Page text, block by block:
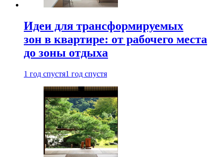
Идеи для трансформируемых
зон в квартире: от рабочего места
до зоны отдыха
1 год спустя1 год спустя